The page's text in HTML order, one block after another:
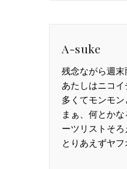
A-suke
残念ながら週末
あたしはニコ
多くてモンモン
まぁ、何とか
ーツリストそろ
とりあえずヤ